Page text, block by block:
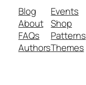
Blog
About
FAQs
Authors
Events
Shop
Patterns
Themes